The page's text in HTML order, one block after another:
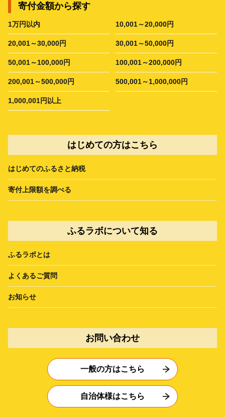
寄付金額から探す
1万円以内 10,001～20,000円
20,001～30,000円 30,001～50,000円
50,001～100,000円 100,001～200,000円
200,001～500,000円 500,001～1,000,000円
1,000,001円以上
はじめての方はこちら
はじめてのふるさと納税
寄付上限額を調べる
ふるラボについて知る
ふるラボとは
よくあるご質問
お知らせ
お問い合わせ
一般の方はこちら
自治体様はこちら